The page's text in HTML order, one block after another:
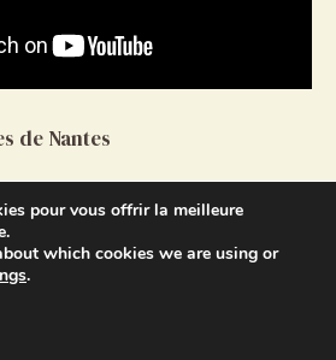
de Nantes
différence entre conte et
?
récit imaginaire sans ancrage
tandis que la légende s’appuie
déformé avec du
pour vous offrir la meilleure
which cookies we are using or
.